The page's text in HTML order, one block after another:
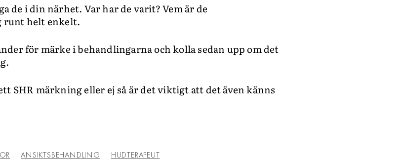
de i din närhet. Var har de varit? Vem är de
runt helt enkelt.
för märke i behandlingarna och kolla sedan upp om det
SHR märkning eller ej så är det viktigt att det även känns
ANSIKTSBEHANDLING HUDTERAPEUT